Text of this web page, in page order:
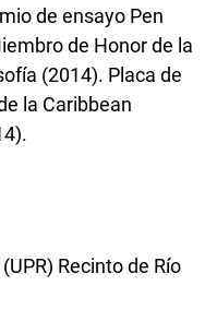
de ensayo Pen
de Honor de la
(2014). Placa de
la Caribbean
Recinto de Río